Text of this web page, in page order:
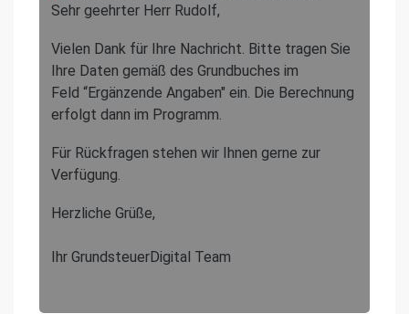
Sehr geehrter Herr Rudolf,
Vielen Dank für Ihre Nachricht. Bitte tragen Sie
Ihre Daten gemäß des Grundbuches im
Feld “Ergänzende Angaben" ein. Die Berechnung
erfolgt dann im Programm.
Für Rückfragen stehen wir Ihnen gerne zur
Verfügung.
Herzliche Grüße,
Ihr GrundsteuerDigital Team